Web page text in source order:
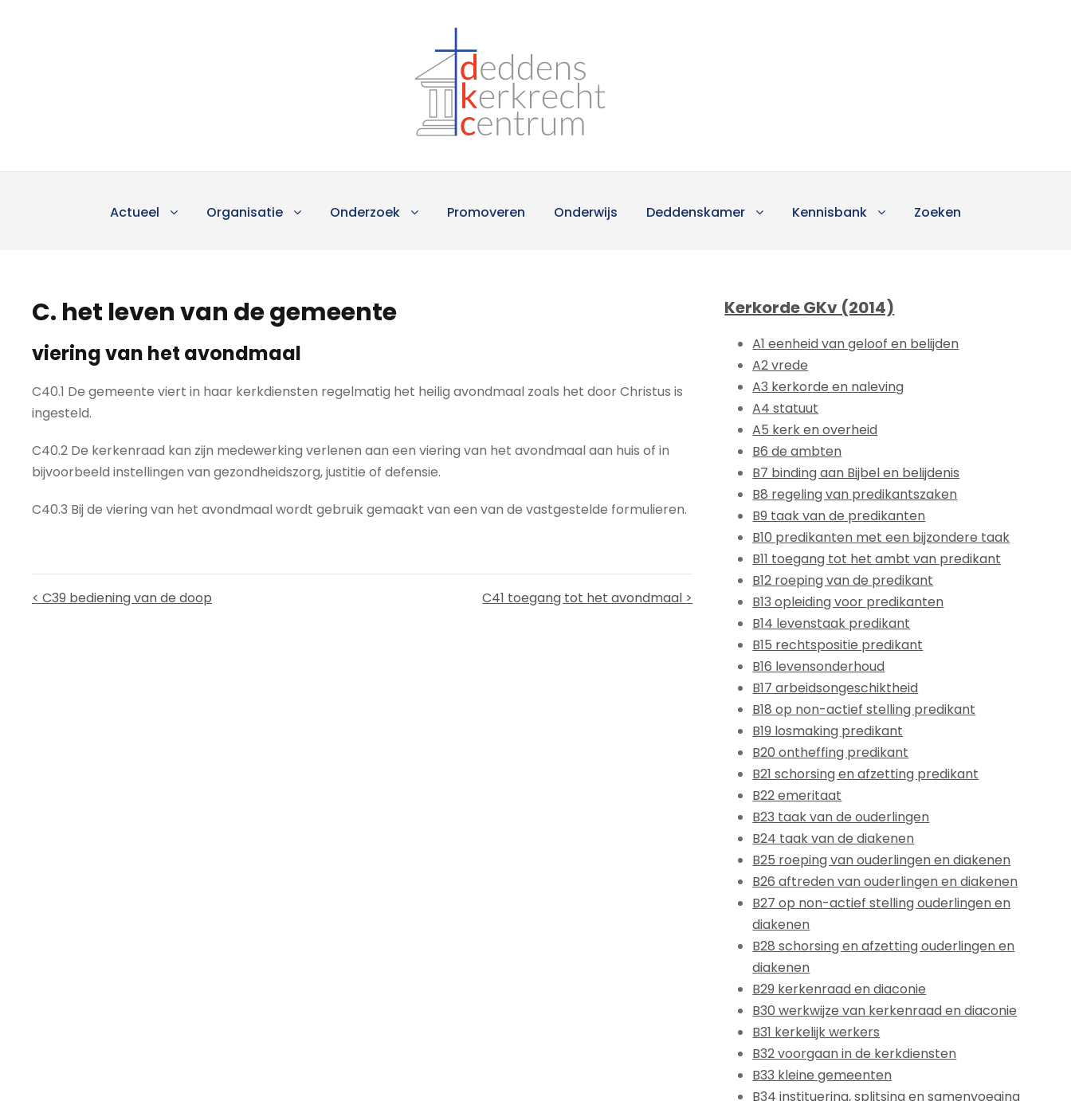
Actueel Organisatie Onderzoek Promoveren Onderwijs Deddenskamer Kennisbank Zoeken
C. het leven van de gemeente
viering van het avondmaal
C40.1 De gemeente viert in haar kerkdiensten regelmatig het heilig avondmaal zoals het door Christus is
ingesteld.
C40.2 De kerkenraad kan zijn medewerking verlenen aan een viering van het avondmaal aan huis of in
bijvoorbeeld instellingen van gezondheidszorg, justitie of defensie.
C40.3 Bij de viering van het avondmaal wordt gebruik gemaakt van een van de vastgestelde formulieren.
< C39 bediening van de doop C41 toegang tot het avondmaal >
Kerkorde GKv (2014)
A1 eenheid van geloof en belijden
A2 vrede
A3 kerkorde en naleving
A4 statuut
A5 kerk en overheid
B6 de ambten
B7 binding aan Bijbel en belijdenis
B8 regeling van predikantszaken
B9 taak van de predikanten
B10 predikanten met een bijzondere taak
B11 toegang tot het ambt van predikant
B12 roeping van de predikant
B13 opleiding voor predikanten
B14 levenstaak predikant
B15 rechtspositie predikant
B16 levensonderhoud
B17 arbeidsongeschiktheid
B18 op non-actief stelling predikant
B19 losmaking predikant
B20 ontheffing predikant
B21 schorsing en afzetting predikant
B22 emeritaat
B23 taak van de ouderlingen
B24 taak van de diakenen
B25 roeping van ouderlingen en diakenen
B26 aftreden van ouderlingen en diakenen
B27 op non-actief stelling ouderlingen en
diakenen
B28 schorsing en afzetting ouderlingen en
diakenen
B29 kerkenraad en diaconie
B30 werkwijze van kerkenraad en diaconie
B31 kerkelijk werkers
B32 voorgaan in de kerkdiensten
B33 kleine gemeenten
B34 instituering, splitsing en samenvoeging